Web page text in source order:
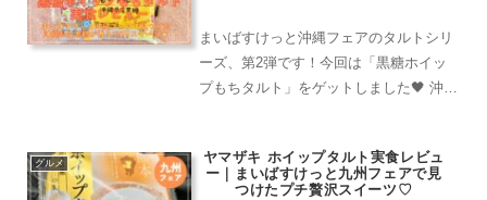
まいばすけっと沖縄フェアのタルトシリ
ーズ、第2弾です！今回は「黒糖ホイッ
プもちタルト」をゲットしました🖤 沖縄
（笑）だって絶対美味しいやつじゃ
ん！！さっそく実食レポートを...
グルメ
ヤマザキ ホイップタルト実食レビュ
ー｜まいばすけっと九州フェアで見
つけたプチ贅沢スイーツ♡